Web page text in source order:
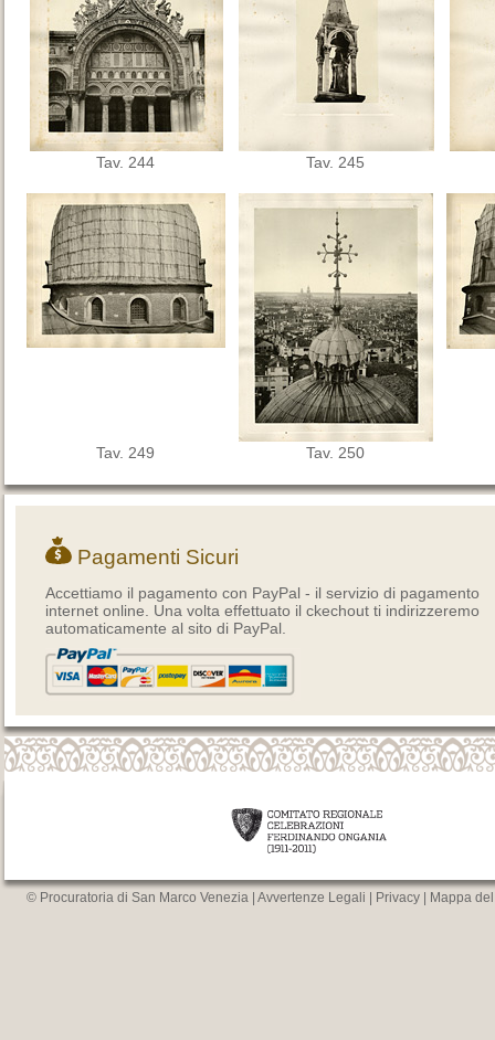
Tav. 244 Tav. 245
Tav. 249 Tav. 250
Pagamenti Sicuri
Accettiamo il pagamento con PayPal - il servizio di pagamento
internet online. Una volta effettuato il ckechout ti indirizzeremo
automaticamente al sito di PayPal.
© Procuratoria di San Marco Venezia | Avvertenze Legali Privacy Mappa